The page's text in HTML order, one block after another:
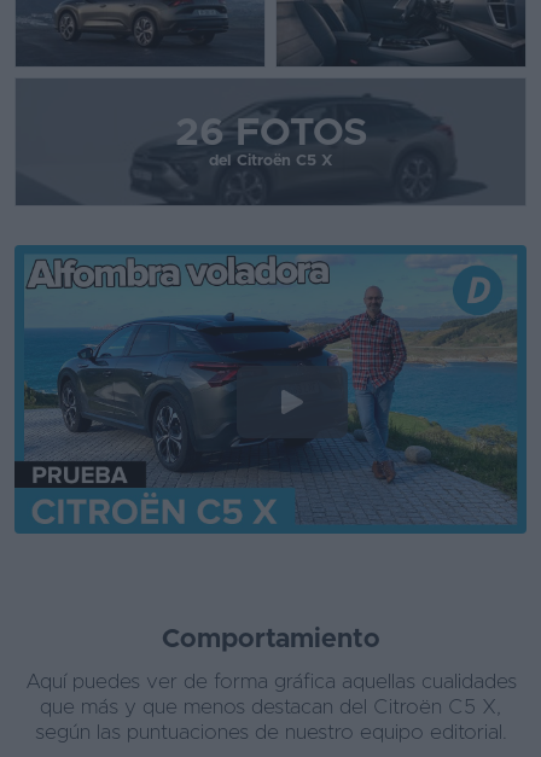
26 FOTOS
del Citroën C5 X
Comportamiento
Aquí puedes ver de forma gráfica aquellas cualidades
que más y que menos destacan del Citroën C5 X,
según las puntuaciones de nuestro equipo editorial.